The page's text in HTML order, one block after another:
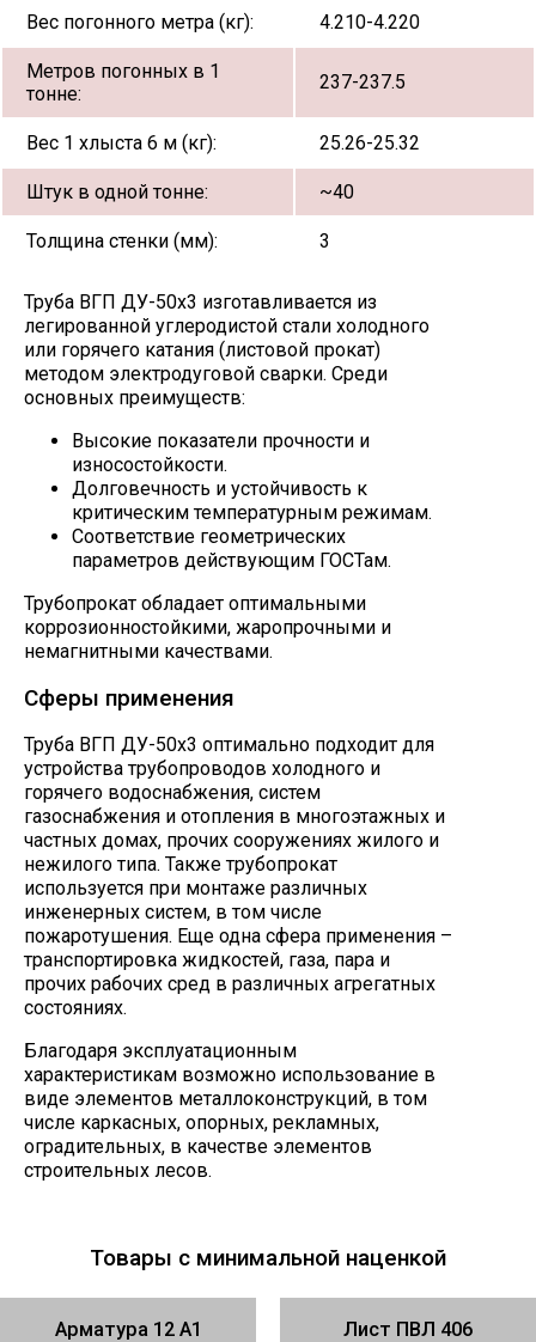
Вес погонного метра (кг): 4.210-4.220
Метров погонных в 1
тонне:
237-237.5
Вес 1 хлыста 6 м (кг): 25.26-25.32
Штук в одной тонне: ~40
Толщина стенки (мм): 3
Труба ВГП ДУ-50х3 изготавливается из
легированной углеродистой стали холодного
или горячего катания (листовой прокат)
методом электродуговой сварки. Среди
основных преимуществ:
Высокие показатели прочности и
износостойкости.
Долговечность и устойчивость к
критическим температурным режимам.
Соответствие геометрических
параметров действующим ГОСТам.
Трубопрокат обладает оптимальными
коррозионностойкими, жаропрочными и
немагнитными качествами.
Сферы применения
Труба ВГП ДУ-50х3 оптимально подходит для
устройства трубопроводов холодного и
горячего водоснабжения, систем
газоснабжения и отопления в многоэтажных и
частных домах, прочих сооружениях жилого и
нежилого типа. Также трубопрокат
используется при монтаже различных
инженерных систем, в том числе
пожаротушения. Еще одна сфера применения –
транспортировка жидкостей, газа, пара и
прочих рабочих сред в различных агрегатных
состояниях.
Благодаря эксплуатационным
характеристикам возможно использование в
виде элементов металлоконструкций, в том
числе каркасных, опорных, рекламных,
оградительных, в качестве элементов
строительных лесов.
Товары с минимальной наценкой
Арматура 12 А1
Лист ПВЛ 406